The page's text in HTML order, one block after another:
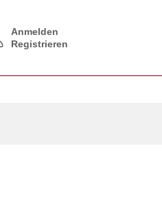
Anmelden
Registrieren